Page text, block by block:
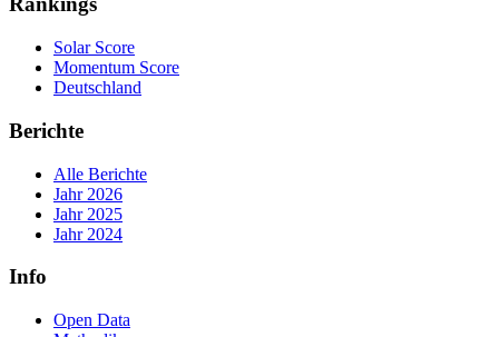
Solar Score
Momentum Score
Deutschland
Berichte
Alle Berichte
Jahr 2026
Jahr 2025
Jahr 2024
Info
Open Data